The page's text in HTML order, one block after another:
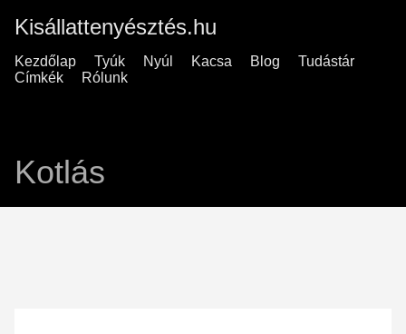
Kisállattenyésztés.hu
Kezdőlap Tyúk Nyúl Kacsa Blog
Tudástár
Címkék
Rólunk
Kotlás